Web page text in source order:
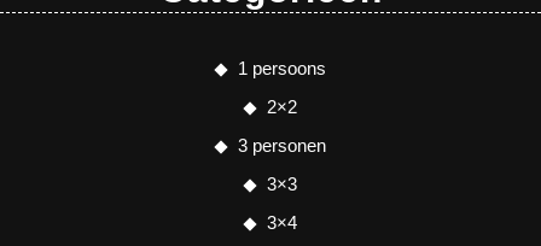
1 persoons
2×2
3 personen
3×3
3×4